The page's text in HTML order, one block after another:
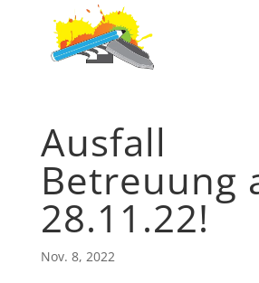
Ausfall
Betreuung
28.11.22!
Nov. 8, 2022